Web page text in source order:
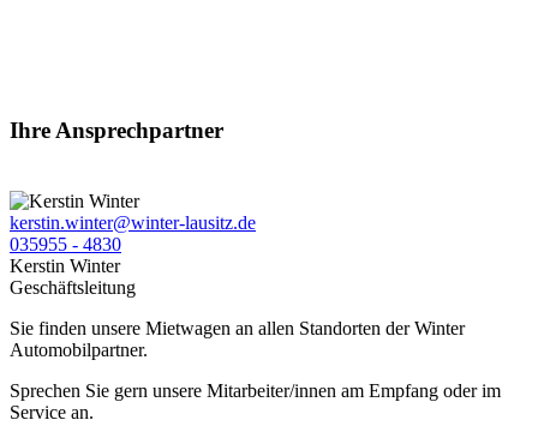
Ihre Ansprechpartner
kerstin.winter@winter-lausitz.de
035955 - 4830
Kerstin Winter
Geschäftsleitung
Sie finden unsere Mietwagen an allen Standorten der Winter
Automobilpartner.
Sprechen Sie gern unsere Mitarbeiter/innen am Empfang oder im
Service an.